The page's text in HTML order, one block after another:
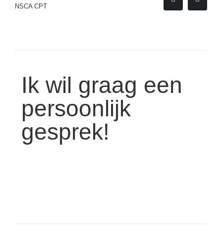
NSCA CPT
Ik wil graag een
persoonlijk
gesprek!